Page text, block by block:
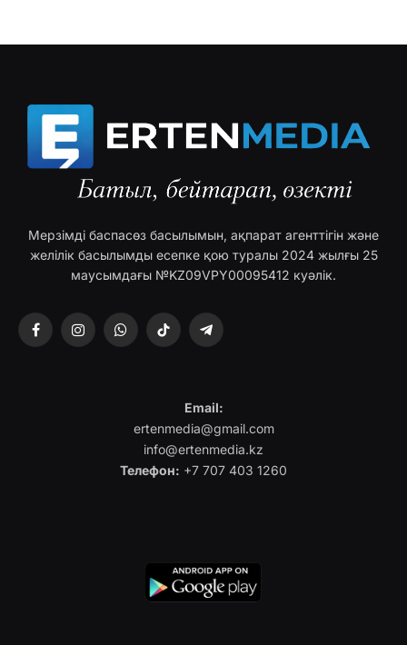
Мерзімді баспасөз басылымын, ақпарат агенттігін және
желілік басылымды есепке қою туралы 2024 жылғы 25
маусымдағы №KZ09VPY00095412 куәлік.
FacebookInstagramWhatsAppTikTok Telegram
Email:
ertenmedia@gmail.com
info@ertenmedia.kz
Телефон: +7 707 403 1260